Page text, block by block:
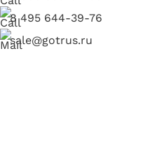
8 495 644-39-76
sale@gotrus.ru